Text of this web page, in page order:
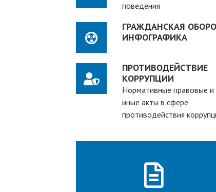
поведения
ГРАЖДАНСКАЯ
ИНФОГРАФИКА
ПРОТИВОДЕЙСТВИЕ
КОРРУПЦИИ
Нормативные правовые и
иные акты в сфере
противодействия
ПОДРОБНЕЕ